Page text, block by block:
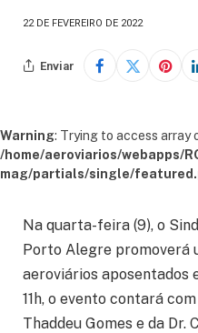
22 DE FEVEREIRO DE 2022
Enviar
Warning: Trying to access
/home/aeroviarios/webapps/
mag/partials/single/
Na quarta-feira (9), o
Porto Alegre promoverá
aeroviários aposentados
11h, o evento contará
Thaddeu Gomes e da Dr.